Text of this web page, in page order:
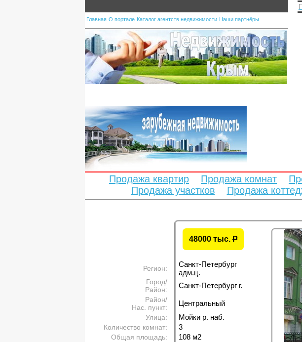
Главная О портале Каталог агентств недвижимости Наши партнёры
Продажа квартир Продажа комнат
Продажа участков
Продажа
48000 тыс. P
Регион:
Санкт-Петербург
адм.ц.
Город/
Район:
Санкт-Петербург г.
Район/
Нас. пункт:
Центральный
Улица: Мойки р. наб.
Количество комнат: 3
Общая площадь: 108 м2